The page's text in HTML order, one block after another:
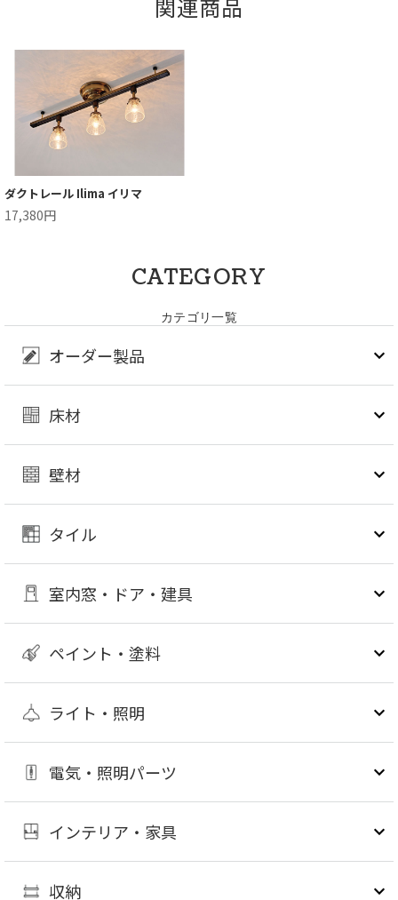
関連商品
ダクトレール Ilima イリマ
17,380円
CATEGORY
カテゴリ一覧
オーダー製品
床材
壁材
タイル
室内窓・ドア・建具
ペイント・塗料
ライト・照明
電気・照明パーツ
インテリア・家具
収納